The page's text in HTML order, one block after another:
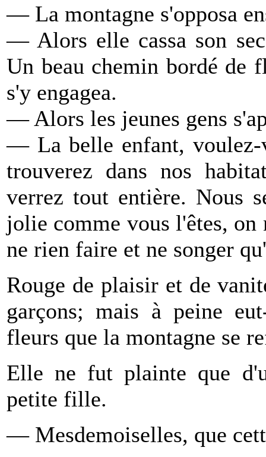
— La montagne s'opposa
— Alors elle cassa son
Un beau chemin bordé de
s'y engagea.
— Alors les jeunes gens
— La belle enfant, voulez-
trouverez dans nos
verrez tout entière. Nous
jolie comme vous l'êtes,
ne rien faire et ne songer
Rouge de plaisir et de
garçons; mais à peine
fleurs que la montagne se
Elle ne fut plainte que
petite fille.
— Mesdemoiselles, que